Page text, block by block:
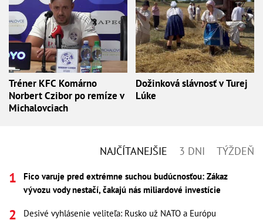
Tréner KFC Komárno
Norbert Czibor po remíze v
Michalovciach
Dožinková slávnosť v Turej
Lúke
NAJČÍTANEJŠIE 3 DNI TÝŽDEŇ
Fico varuje pred extrémne suchou budúcnosťou: Zákaz
vývozu vody nestačí, čakajú nás miliardové investície
Desivé vyhlásenie veliteľa: Rusko už NATO a Európu